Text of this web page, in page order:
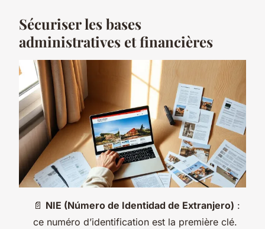
Sécuriser les bases
administratives et financières
📄 NIE (Número de Identidad de Extranjero) :
ce numéro d’identification est la première clé.